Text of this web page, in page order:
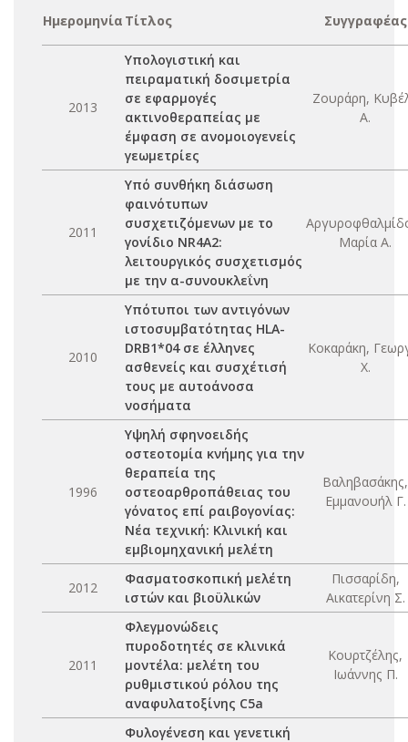
Ημερομηνία Τίτλος Συγγραφέας
2013
Υπολογιστική και
πειραματική δοσιμετρία
σε εφαρμογές
ακτινοθεραπείας με
έμφαση σε ανομοιογενείς
γεωμετρίες
Ζουράρη,
Α.
2011
Υπό συνθήκη διάσωση
φαινότυπων
συσχετιζόμενων με το
γονίδιο NR4A2:
λειτουργικός συσχετισμός
με την α-συνουκλεΐνη
Μαρία Α.
2010
Υπότυποι των αντιγόνων
ιστοσυμβατότητας HLA-
DRB1*04 σε έλληνες
ασθενείς και συσχέτισή
τους με αυτοάνοσα
νοσήματα
Κοκαράκη,
Χ.
1996
Υψηλή σφηνοειδής
οστεοτομία κνήμης για την
θεραπεία της
οστεοαρθροπάθειας του
γόνατος επί ραιβογονίας:
Νέα τεχνική: Κλινική και
εμβιομηχανική μελέτη
Βαληβασάκης,
Εμμανουήλ Γ.
2012
Φασματοσκοπική μελέτη
ιστών και βιοϋλικών
Πισσαρίδη,
Αικατερίνη Σ.
2011
Φλεγμονώδεις
πυροδοτητές σε κλινικά
μοντέλα: μελέτη του
ρυθμιστικού ρόλου της
αναφυλατοξίνης C5a
Κουρτζέλης,
Ιωάννης Π.
Φυλογένεση και γενετική